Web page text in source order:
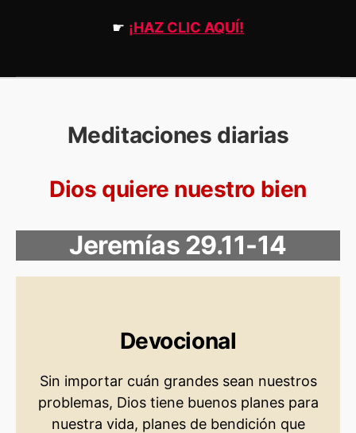
☛ ¡HAZ CLIC AQUÍ!
Meditaciones diarias
Dios quiere nuestro bien
Jeremías 29.11-14
Devocional
Sin importar cuán grandes sean nuestros
problemas, Dios tiene buenos planes para
nuestra vida, planes de bendición que